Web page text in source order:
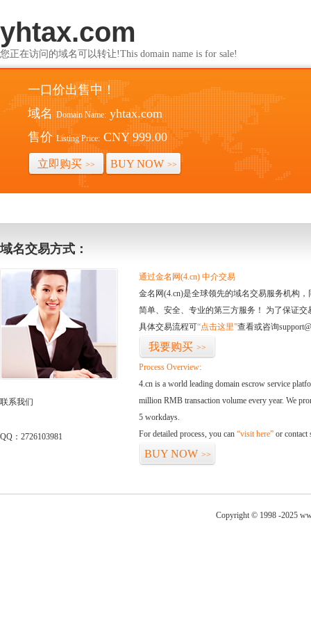
yhtax.com
您正在访问的域名可以转让!This domain name is for sale!
一口价出售中！
域名 Domain Name: yhtax.com
售价 Listing Price: CNY 999.00
立即购买 >> BUY NOW >>
域名交易方式：
联系我们
QQ：2726103981
通过金名网(4.cn) 中介交易
金名网(4.cn)是全球领先的域名交易服务机构
简单、安全、专业的第三方服务！ 为了保证
具体交易流程可“点击这里”查看或咨询
我要购买 >>
Process Overview:
4.cn is a world leading domain escrow service
million RMB transaction volume every year. We
5 workdays.
For detailed process, you can “visit here” or contact
BUY NOW >>
Copyright © 1998 -2025